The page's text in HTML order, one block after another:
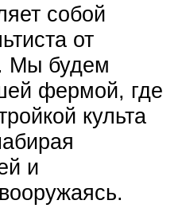
собой
от
Мы будем
фермой, где
культа
и